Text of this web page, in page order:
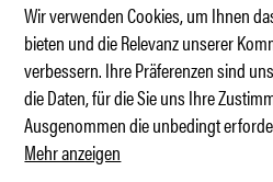
Geburtstagsparty mit 550
Wir verwenden Cookies, um Ihnen
bieten und die Relevanz unserer
verbessern. Ihre Präferenzen sind
die Daten, für die Sie uns Ihre
Ausgenommen die unbedingt
Mehr anzeigen